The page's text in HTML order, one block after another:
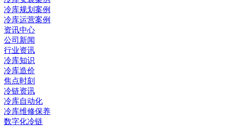
冷库规划案例
冷库运营案例
资讯中心
公司新闻
行业资讯
冷库知识
冷库造价
焦点时刻
冷链资讯
冷库自动化
冷库维修保养
数字化冷链